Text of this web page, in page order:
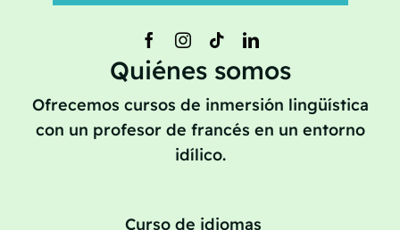
Quiénes somos
Ofrecemos cursos de inmersión lingüística
con un profesor de francés en un entorno
idílico.
Curso de idiomas